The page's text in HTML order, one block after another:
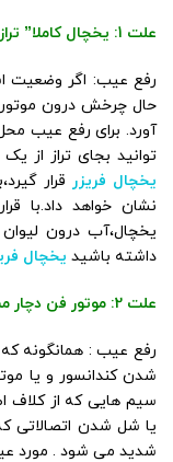
علت 1: یخچال کاملا” تراز قرار نگرفته
رفع عیب: اگر وضعیت
حال چرخش درون
آورد. برای رفع عیب محل
توانید بجای تراز از
یخچال فریزر قرار
نشان خواهد داد.با
یخچال،آب درون لیوان
داشته باشید یخچال
علت 2: موتور فن دچار مشکل شده
رفع عیب : همانگونه
شدن کندانسور و یا
سیم هایی که از کلاف
یا شل شدن
شدید می شود . مورد